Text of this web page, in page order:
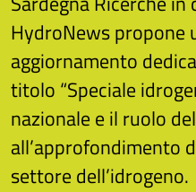
HydroNews propone
aggiornamento
titolo “Speciale
nazionale e il ruolo
all’approfondimento
settore dell’idrogeno.